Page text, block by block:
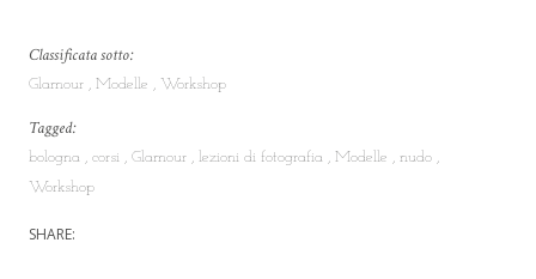
Classificata sotto:
Glamour Modelle Workshop
Tagged:
bologna corsi Glamour lezioni di fotografia Modelle
nudo
Workshop
SHARE: